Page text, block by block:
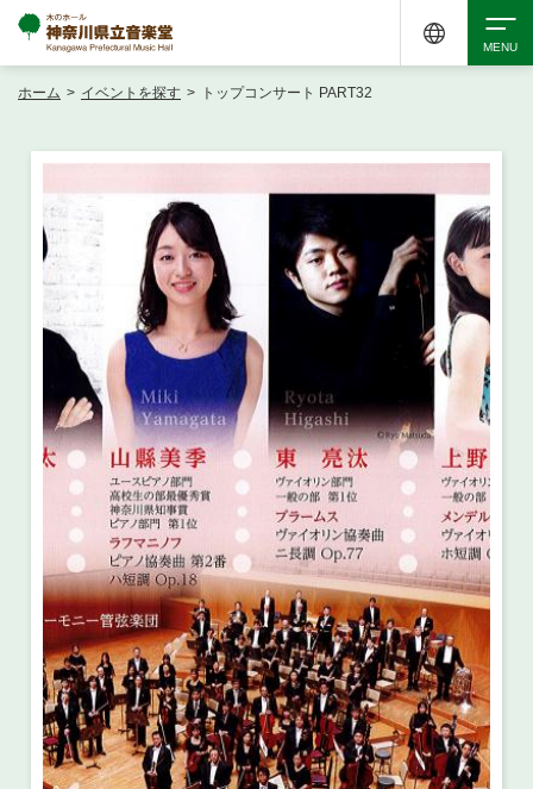
イベントを探す
・ イベント一覧
・ イベントカレンダー
ご来場案内
・ 館内サービス・アクセシビリティ
・ フロアマップ
・ 交通案内
・ よくある質問
施設を借りる
・ 施設を借りる
・ 空き状況
・ 抽選対象日
・ 利用料金
音楽堂について
・ 音楽堂のご案内
・ フロアマップ
・ 芸術参与
神奈川県立音楽堂
SNS
アクセシビリティ 交通案内
ホーム > イベントを探す > トップコンサート PART32